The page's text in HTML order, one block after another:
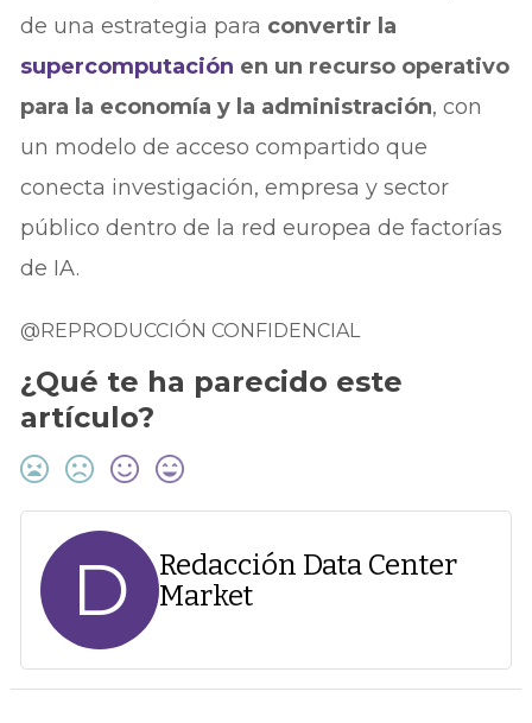
de una estrategia para convertir la
supercomputación en un recurso operativo
para la economía y la administración, con
un modelo de acceso compartido que
conecta investigación, empresa y sector
público dentro de la red europea de factorías
de IA.
@REPRODUCCIÓN CONFIDENCIAL
¿Qué te ha parecido este
artículo?
D
Redacción Data Center
Market